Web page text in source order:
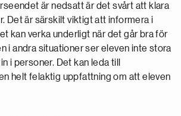
är nedsatt är det svårt att klara
Det är särskilt viktigt att informera i
kan verka underligt när det går bra för
i andra situationer ser eleven inte stora
i personer. Det kan leda till
helt felaktig uppfattning om att eleven